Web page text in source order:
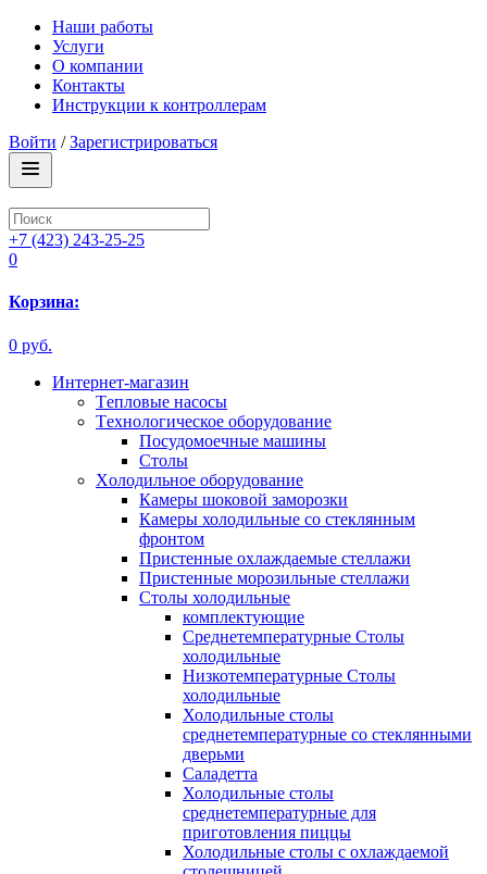
Наши работы
Услуги
О компании
Контакты
Инструкции к контроллерам
Войти /Зарегистрироваться
+7 (423) 243-25-25
0
Корзина:
0 руб.
Интернет-магазин
Tепловые насосы
Tехнологическое оборудование
Посудомоечные машины
Столы
Xолодильное оборудование
Камеры шоковой заморозки
Камеры холодильные со стеклянным
фронтом
Пристенные охлаждаемые стеллажи
Пристенные морозильные стеллажи
Столы холодильные
комплектующие
Среднетемпературные Столы
холодильные
Низкотемпературные Столы
холодильные
Холодильные столы
среднетемпературные со стеклянными
дверьми
Саладетта
Холодильные столы
среднетемпературные для
приготовления пиццы
Холодильные столы с охлаждаемой